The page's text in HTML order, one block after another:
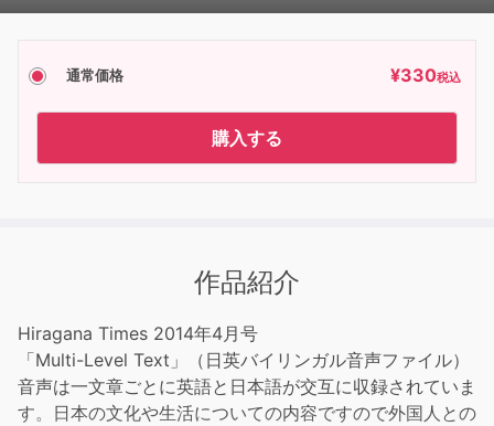
通常価格 ¥330税込
購入する
作品紹介
Hiragana Times 2014年4月号
「Multi-Level Text」（日英バイリンガル音声ファイル）
音声は一文章ごとに英語と日本語が交互に収録されていま
す。日本の文化や生活についての内容ですので外国人との